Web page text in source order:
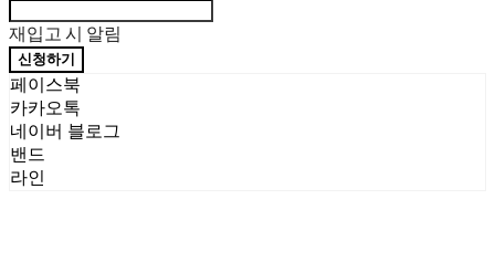
재입고 시 알림
신청하기
페이스북
카카오톡
네이버 블로그
밴드
라인